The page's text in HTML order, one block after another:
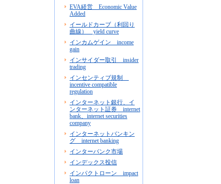
EVA経営 Economic Value
Added
イールドカーブ（利回り
曲線） yield curve
インカムゲイン income
gain
インサイダー取引 insider
trading
インセンティブ規制
incentive compatible
regulation
インターネット銀行、イ
ンターネット証券 internet
bank、internet securities
company
インターネットバンキン
グ internet banking
インターバンク市場
インデックス投信
インパクトローン impact
loan